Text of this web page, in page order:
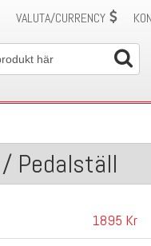
VALUTA/CURRENCY
Pedalställ
1895 Kr